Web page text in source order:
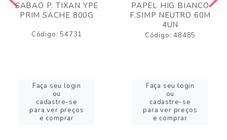
SABAO P. TIXAN YPE
PRIM SACHE 800G
Código: 54731
Faça seu login
ou
cadastre-se
para ver preços
e comprar
PAPEL HIG BIANCO
F.SIMP NEUTRO 60M
4UN
Código: 48485
Faça seu login
ou
cadastre-se
para ver preços
e comprar